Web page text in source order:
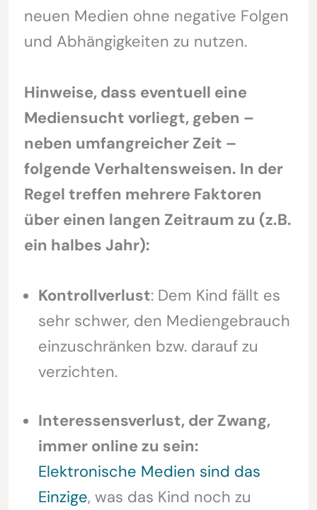
neuen Medien ohne negative Folgen
und Abhängigkeiten zu nutzen.
Hinweise, dass eventuell eine
Mediensucht vorliegt, geben –
neben umfangreicher Zeit –
folgende Verhaltensweisen. In der
Regel treffen mehrere Faktoren
über einen langen Zeitraum zu (z.B.
ein halbes Jahr):
Kontrollverlust: Dem Kind fällt es
sehr schwer, den Mediengebrauch
einzuschränken bzw. darauf zu
verzichten.
Interessensverlust, der Zwang,
immer online zu sein:
Elektronische Medien sind das
Einzige, was das Kind noch zu